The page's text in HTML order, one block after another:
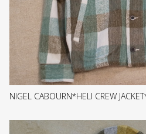
NIGEL CABOURN*HELI CREW